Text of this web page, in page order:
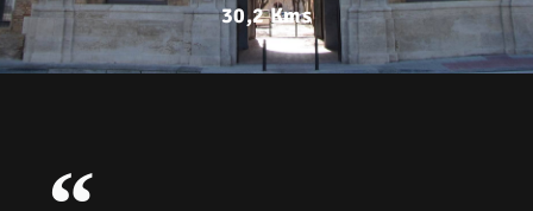
30,2 Kms